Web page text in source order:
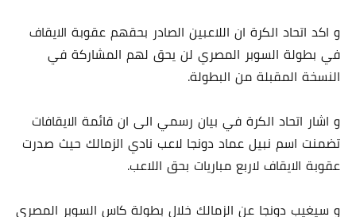
و اكد اتحاد الكرة ان اللاعبين الصادر بحقهم عقوبة الايقاف
في بطولة السوبر المصري لن يحق لهم المشاركة في
النسخة المقبلة من البطولة.
و اشار اتحاد الكرة في بيان رسمي الى ان قائمة الايقافات
تضمنت اسم نبيل عماد دونجا لاعب نادي الزمالك حيث صدرت
عقوبة الايقاف لاربع مباريات بحق اللاعب.
و سيغيب دونجا عن الزمالك خلال بطولة كاس السوبر المصري